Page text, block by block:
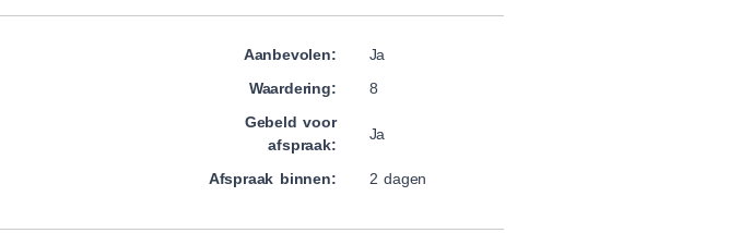
Aanbevolen:
Ja
Waardering:
8
Gebeld voor
afspraak:
Ja
Afspraak binnen: 2 dagen